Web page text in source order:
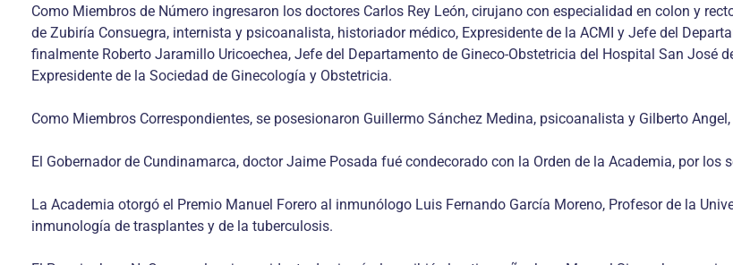
Como Miembros de Número ingresaron los doctores Carlos Rey León, cirujano con especialidad en colon y
de Zubiría Consuegra, internista y psicoanalista, historiador médico, Expresidente de la ACMI y Jefe del
finalmente Roberto Jaramillo Uricoechea, Jefe del Departamento de Gineco-Obstetricia del Hospital San José
Expresidente de la Sociedad de Ginecología y Obstetricia.
Como Miembros Correspondientes, se posesionaron Guillermo Sánchez Medina, psicoanalista y Gilberto
El Gobernador de Cundinamarca, doctor Jaime Posada fué condecorado con la Orden de la Academia, por
La Academia otorgó el Premio Manuel Forero al inmunólogo Luis Fernando García Moreno, Profesor de la
inmunología de trasplantes y de la tuberculosis.